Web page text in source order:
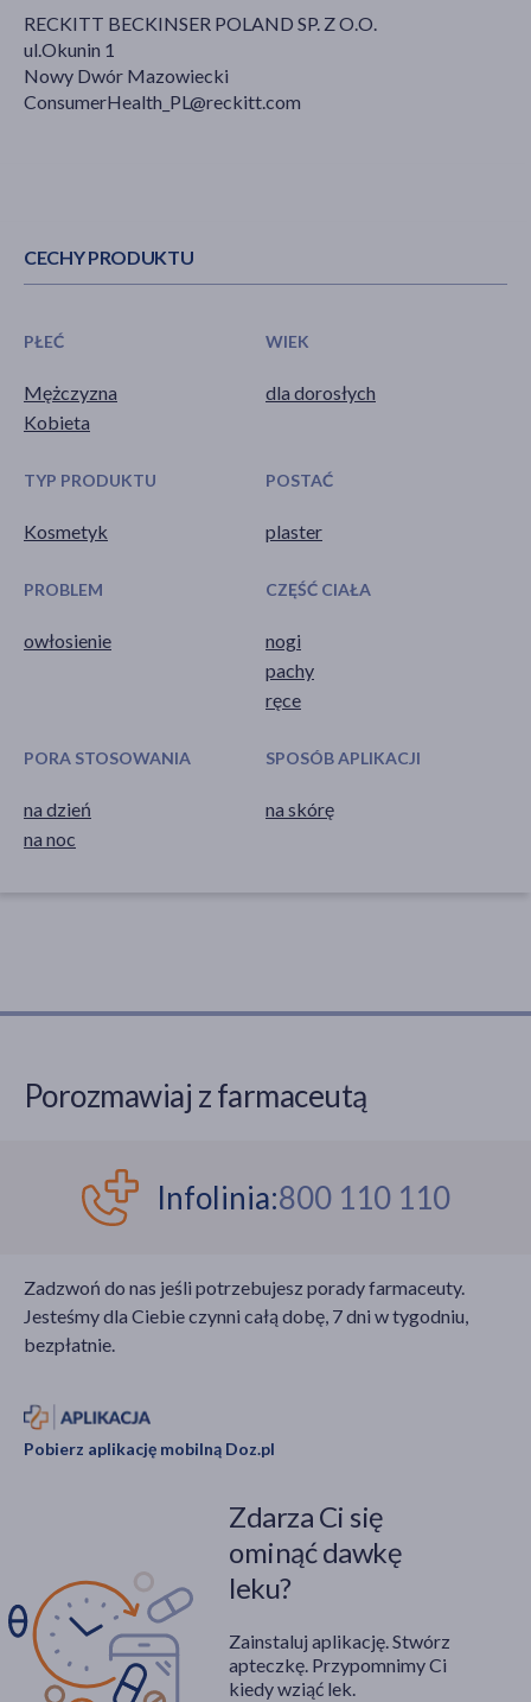
RECKITT BECKINSER POLAND SP. Z O.O.
ul.Okunin 1
Nowy Dwór Mazowiecki
ConsumerHealth_PL@reckitt.com
CECHY PRODUKTU
PŁEĆ
Mężczyzna
Kobieta
WIEK
dla dorosłych
TYP PRODUKTU
Kosmetyk
POSTAĆ
plaster
PROBLEM
owłosienie
CZĘŚĆ CIAŁA
nogi
pachy
ręce
PORA STOSOWANIA
na dzień
na noc
SPOSÓB APLIKACJI
na skórę
Porozmawiaj z farmaceutą
Infolinia:800 110 110
Zadzwoń do nas jeśli potrzebujesz porady farmaceuty.
Jesteśmy dla Ciebie czynni całą dobę, 7 dni w tygodniu,
bezpłatnie.
Pobierz aplikację mobilną Doz.pl
Zdarza Ci się
ominąć dawkę
leku?
Zainstaluj aplikację. Stwórz
apteczkę. Przypomnimy Ci
kiedy wziąć lek.